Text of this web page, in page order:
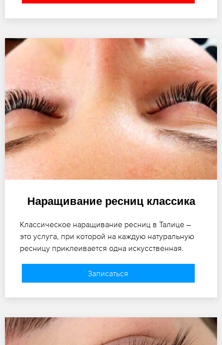
Наращивание ресниц классика
Классическое наращивание ресниц в Талице –
это услуга, при которой на каждую натуральную
ресницу приклеивается одна искусственная.
Записаться